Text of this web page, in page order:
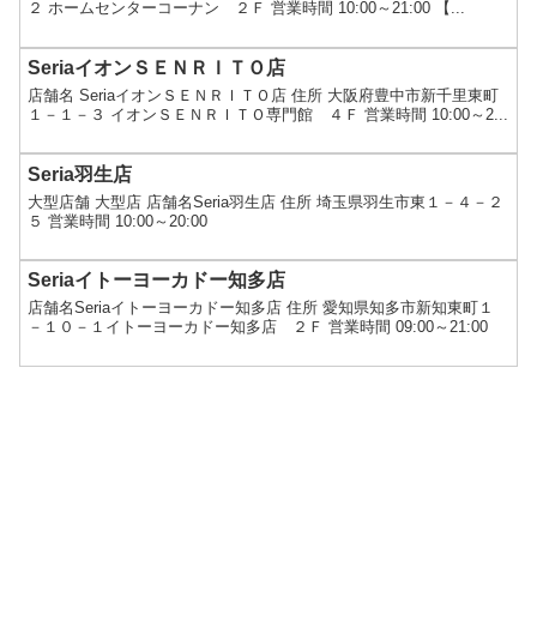
２ ホームセンターコーナン ２Ｆ 営業時間 10:00～21:00 【...
SeriaイオンＳＥＮＲＩＴＯ店
店舗名 SeriaイオンＳＥＮＲＩＴＯ店 住所 大阪府豊中市新千里東町
１－１－３ イオンＳＥＮＲＩＴＯ専門館 ４Ｆ 営業時間 10:00～2...
Seria羽生店
大型店舗 大型店 店舗名Seria羽生店 住所 埼玉県羽生市東１－４－２
５ 営業時間 10:00～20:00
Seriaイトーヨーカドー知多店
店舗名Seriaイトーヨーカドー知多店 住所 愛知県知多市新知東町１
－１０－１イトーヨーカドー知多店 ２Ｆ 営業時間 09:00～21:00